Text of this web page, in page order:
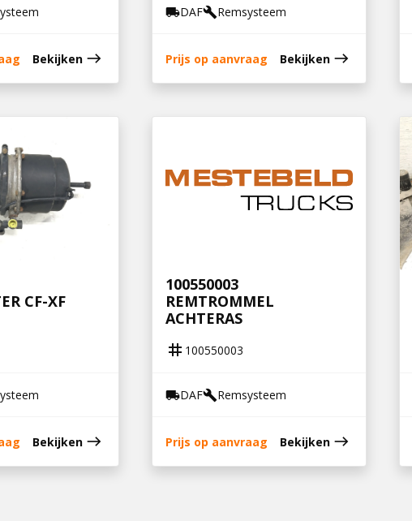
Bekijken east
local_shippingDAFbuildRemsysteem
Prijs op aanvraag Bekijken east
CF-XF
Bekijken east
100550003
REMTROMMEL
ACHTERAS
tag 100550003
local_shippingDAFbuildRemsysteem
Prijs op aanvraag Bekijken east